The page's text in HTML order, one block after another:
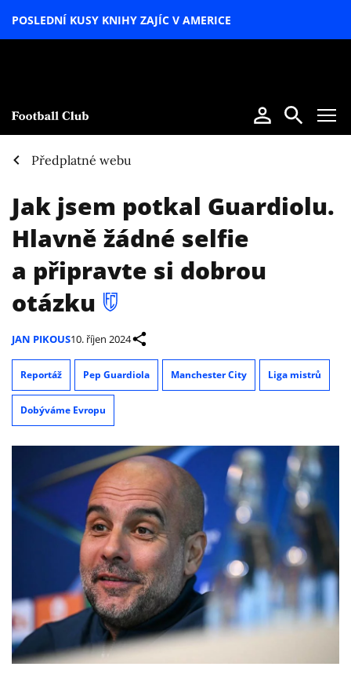
POSLEDNÍ KUSY KNIHY ZAJÍC V AMERICE
Předplatné webu
Jak jsem potkal Guardiolu.
Hlavně žádné selfie
a připravte si dobrou
otázku
JAN PIKOUS10. říjen 2024
Reportáž Pep Guardiola Manchester City Liga mistrů
Dobýváme Evropu